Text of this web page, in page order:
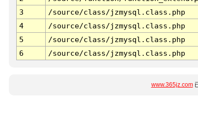
3
/source/class/jzmysql.class.php
4
/source/class/jzmysql.class.php
5
/source/class/jzmysql.class.php
6
/source/class/jzmysql.class.php
www.365jz.com